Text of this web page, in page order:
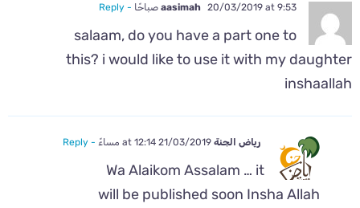
aasimah 20/03/2019 at 9:53 صباحًا - Reply
salaam, do you have a part one to
this? i would like to use it with my daughter
inshaallah
رياض الجنة21/03/2019 at 12:14 مساءً - Reply
Wa Alaikom Assalam … it
will be published soon Insha Allah